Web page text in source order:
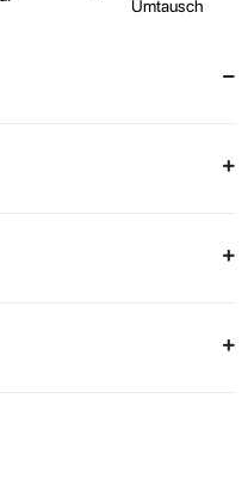
Umtausch